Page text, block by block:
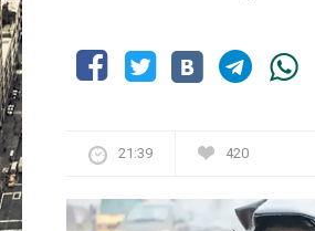
21:39 420